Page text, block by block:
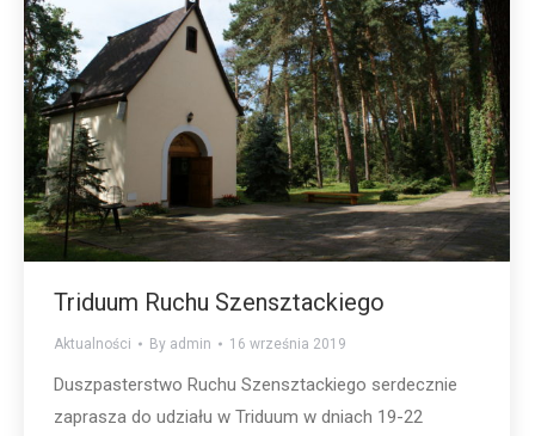
Triduum Ruchu Szensztackiego
Aktualności By admin 16 września 2019
Duszpasterstwo Ruchu Szensztackiego serdecznie
zaprasza do udziału w Triduum w dniach 19-22